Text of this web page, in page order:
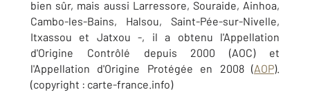
bien sûr, mais aussi Larressore, Souraide, Ainhoa,
Cambo-les-Bains, Halsou, Saint-Pée-sur-Nivelle,
Itxassou et Jatxou -, il a obtenu l'Appellation
d'Origine Contrôlé depuis 2000 (AOC) et
l'Appellation d'Origine Protégée en 2008 (AOP).
(copyright : carte-france.info)